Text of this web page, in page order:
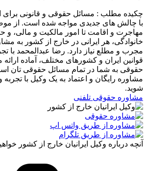
چکیده مطلب : مسائل حقوقی و قانونی برای
با چالش‌ های جدیدی مواجه شده است. از
مهاجرت و اقامت تا امور مالکیت و مالی، و
خانوادگی، هر ایرانی در خارج از کشور به
مجرب و مطلع نیاز دارد. رضا عبدالمحمد با
قوانین ایران و کشورهای مختلف، آماده ارائه
حقوقی به شما در تمام مسائل حقوقی تان
مشاوره رایگان و اعتماد به یک وکیل با
شوید.
مشاوره حقوقی تلفنی
آنچه درباره وکیل ایرانیان خارج از کشور